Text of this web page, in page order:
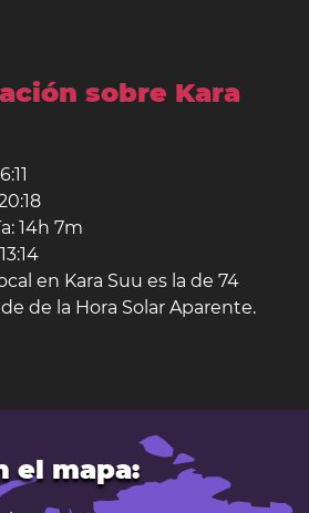
sobre Kara
14h 7m
en Kara Suu es la de 74
de la Hora Solar Aparente.
el mapa: